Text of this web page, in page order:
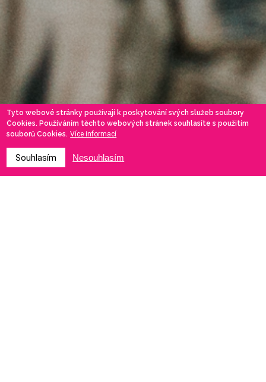
Tyto webové stránky používají k poskytování svých služeb soubory
Cookies. Používáním těchto webových stránek souhlasíte s použitím
souborů Cookies. Více informací
Souhlasím Nesouhlasím